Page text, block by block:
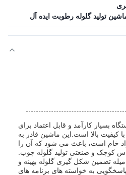
تولید گلوله رطوبت ایده آل
بسیار کارآمد و قابل اعتماد برای
کیفیت بالا است.این ماشین قادر به
خام است، باعث می شود که آن را
کوچک و صنعتی تولید گلوله چوب.
میله تضمین شکل گیری گلوله بهینه و
به خواسته های برنامه های